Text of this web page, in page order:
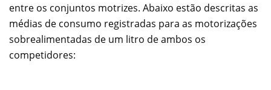
entre os conjuntos motrizes. Abaixo estão descritas as
médias de consumo registradas para as motorizações
sobrealimentadas de um litro de ambos os
competidores: